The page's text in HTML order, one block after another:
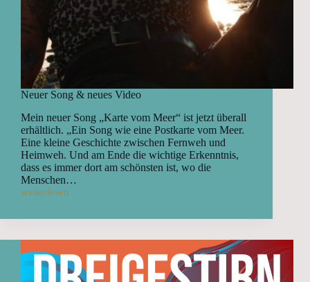
Neuer Song & neues Video
Mein neuer Song „Karte vom Meer“ ist jetzt überall
erhältlich. „Ein Song wie eine Postkarte vom Meer.
Eine kleine Geschichte zwischen Fernweh und
Heimweh. Und am Ende die wichtige Erkenntnis,
dass es immer dort am schönsten ist, wo die
Menschen…
weiterlesen
Neuer
&